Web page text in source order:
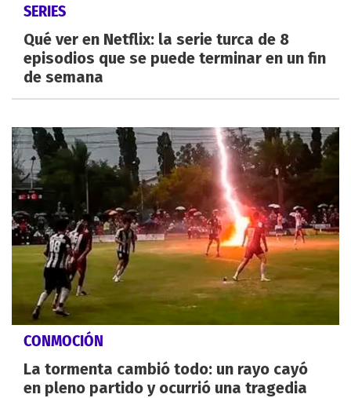
SERIES
Qué ver en Netflix: la serie turca de 8
episodios que se puede terminar en un fin
de semana
CONMOCIÓN
La tormenta cambió todo: un rayo cayó
en pleno partido y ocurrió una tragedia